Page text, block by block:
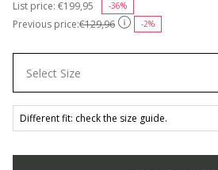
Previous price:€129,96 -2%
List price: Price reduced from
€199,95 -36%
Select Size
Different fit: check the size guide.